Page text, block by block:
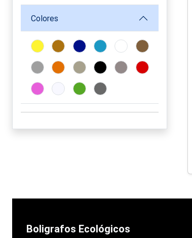
Colores
Boligrafos Ecológicos